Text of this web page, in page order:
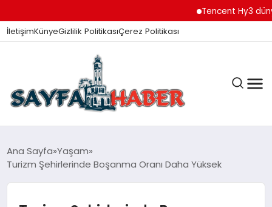
Tencent Hy3 dünya
İletişimKünyeGizlilik PolitikasıÇerez Politikası
ANA SAYFA
Ana Sayfa Yaşam
Turizm Şehirlerinde Boşanma Oranı Daha Yüksek